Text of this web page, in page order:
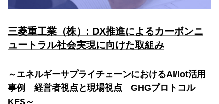
三菱重工業（株）: DX推進によるカーボンニ
ュートラル社会実現に向けた取組み
～エネルギーサプライチェーンにおけるAI/Iot活用
事例 経営者視点と現場視点 GHGプロトコル
KFS～